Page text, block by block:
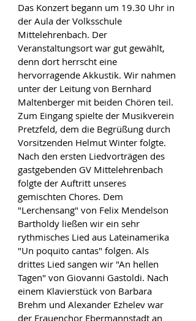
Das Konzert begann um 19.30 Uhr in
der Aula der Volksschule
Mittelehrenbach. Der
Veranstaltungsort war gut gewählt,
denn dort herrscht eine
hervorragende Akkustik. Wir nahmen
unter der Leitung von Bernhard
Maltenberger mit beiden Chören teil.
Zum Eingang spielte der Musikverein
Pretzfeld, dem die Begrüßung durch
Vorsitzenden Helmut Winter folgte.
Nach den ersten Liedvorträgen des
gastgebenden GV Mittelehrenbach
folgte der Auftritt unseres
gemischten Chores. Dem
"Lerchensang" von Felix Mendelson
Bartholdy ließen wir ein sehr
rythmisches Lied aus Lateinamerika
"Un poquito cantas" folgen. Als
drittes Lied sangen wir "An hellen
Tagen" von Giovanni Gastoldi. Nach
einem Klavierstück von Barbara
Brehm und Alexander Ezhelev war
der Frauenchor Ebermannstadt an